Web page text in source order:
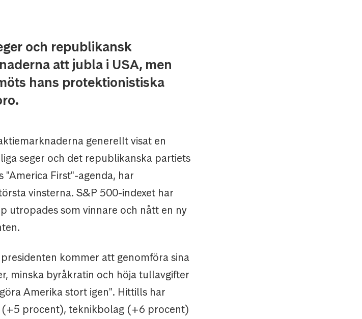
och republikansk
att jubla i USA, men
hans protektionistiska
generellt visat en
seger och det republikanska partiets
"America First"-agenda, har
vinsterna. S&P 500-indexet har
utropades som vinnare och nått en ny
kommer att genomföra sina
minska byråkratin och höja tullavgifter
Amerika stort igen". Hittills har
procent), teknikbolag (+6 procent)